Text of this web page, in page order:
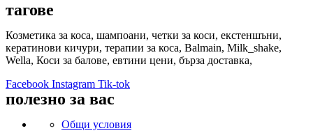
тагове
Козметика за коса, шампоани, четки за коси, екстеншъни,
кератинови кичури, терапии за коса, Balmain, Milk_shake,
Wella, Коси за балове, евтини цени, бърза доставка,
Facebook Instagram Tik-tok
полезно за вас
Общи условия